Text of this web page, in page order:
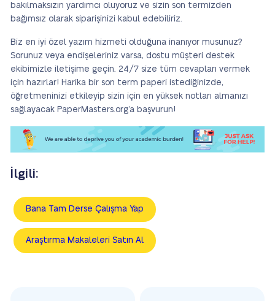
bakılmaksızın yardımcı oluyoruz ve sizin son termizden
bağımsız olarak siparişinizi kabul edebiliriz.
Biz en iyi özel yazım hizmeti olduğuna inanıyor musunuz?
Sorunuz veya endişeleriniz varsa, dostu müşteri destek
ekibimizle iletişime geçin. 24/7 size tüm cevapları vermek
için hazırlar! Harika bir son term paperi istediğinizde,
öğretmeninizi etkileyip sizin için en yüksek notları almanızı
sağlayacak PaperMasters.org’a başvurun!
İlgili:
Bana Tam Derse Çalışma Yap
Araştırma Makaleleri Satın Al